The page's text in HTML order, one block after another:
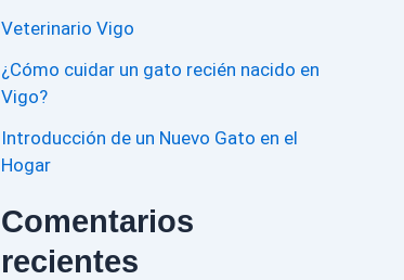
Veterinario Vigo
¿Cómo cuidar un gato recién nacido en
Vigo?
Introducción de un Nuevo Gato en el
Hogar
Comentarios
recientes